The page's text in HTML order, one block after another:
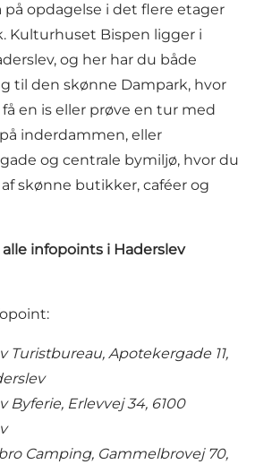
på opdagelse i det flere etager
Kulturhuset Bispen ligger i
og her har du både
til den skønne Dampark, hvor
en is eller prøve en tur med
inderdammen, eller
og centrale bymiljø, hvor du
skønne butikker, caféer og
infopoints i Haderslev
Turistbureau, Apotekergade 11,
Byferie, Erlevvej 34, 6100
Camping, Gammelbrovej 70,